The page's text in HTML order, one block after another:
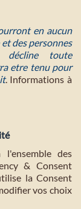
en aucun
des personnes
décline toute
etre tenu pour
. Informations à
des
& Consent
la Consent
vos choix